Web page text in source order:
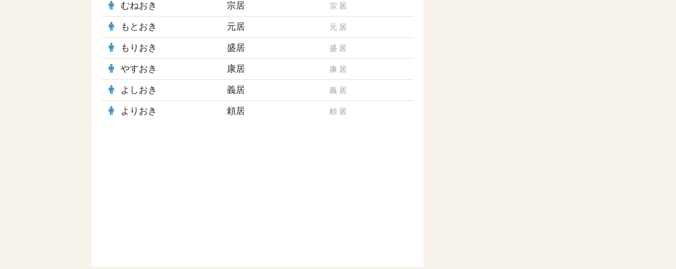
むねおき 宗居 宗 居
もとおき 元居 元 居
もりおき 盛居 盛 居
やすおき 康居 康 居
よしおき 義居 義 居
よりおき 頼居 頼 居